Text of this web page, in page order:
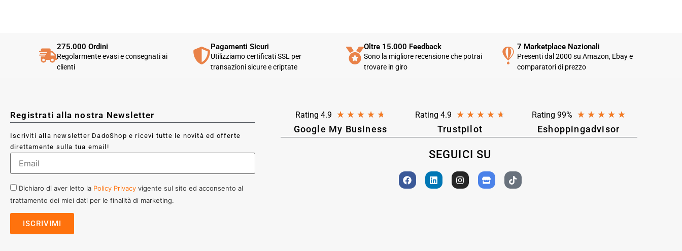
275.000 Ordini
Regolarmente evasi e consegnati ai
clienti
Pagamenti Sicuri
Utilizziamo certificati SSL per
transazioni sicure e criptate
Oltre 15.000 Feedback
Sono la migliore recensione che potrai
trovare in giro
7 Marketplace Nazionali
Presenti dal 2000 su Amazon, Ebay e
comparatori di prezzo
Registrati alla nostra Newsletter
Iscriviti alla newsletter DadoShop e ricevi tutte le novità ed offerte
direttamente sulla tua email!
Dichiaro di aver letto la Policy Privacy vigente sul sito ed acconsento al
trattamento dei miei dati per le finalità di marketing.
Rating 4.9 ★ ★ ★ ★ ★
Google My Business
Rating 4.9 ★ ★ ★ ★ ★
Trustpilot
Rating 99% ★ ★ ★ ★ ★
Eshoppingadvisor
SEGUICI SU